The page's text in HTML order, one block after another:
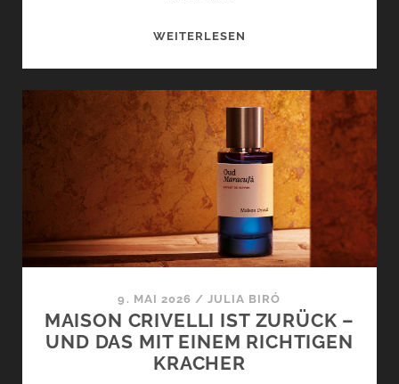
WEITERLESEN
SAFRAN
SECRET
MAISON
CRIVELLI
KANN
AUCH
LEISE
9. MAI 2026 /JULIA BIRÓ
MAISON CRIVELLI IST ZURÜCK –
UND DAS MIT EINEM RICHTIGEN
KRACHER